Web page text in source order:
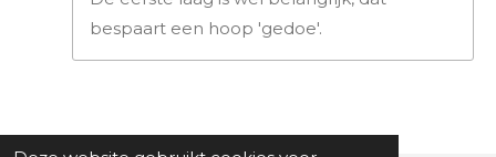
bespaart een hoop 'gedoe'.